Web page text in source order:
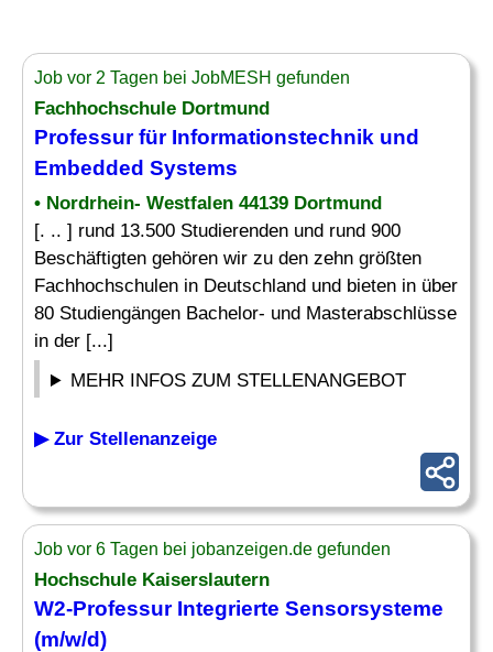
Job vor 2 Tagen bei JobMESH gefunden
Fachhochschule Dortmund
Professur für Informationstechnik und
Embedded Systems
• Nordrhein- Westfalen 44139 Dortmund
[. .. ] rund 13.500 Studierenden und rund 900
Beschäftigten gehören wir zu den zehn größten
Fachhochschulen in Deutschland und bieten in über
80 Studiengängen Bachelor- und Masterabschlüsse
in der [...]
MEHR INFOS ZUM STELLENANGEBOT
▶ Zur Stellenanzeige
Job vor 6 Tagen bei jobanzeigen.de gefunden
Hochschule Kaiserslautern
W2-Professur Integrierte Sensorsysteme
(m/w/d)